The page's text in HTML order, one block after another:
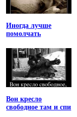
Иногда лучше
помолчать
Вон кресло
свободное там и спи